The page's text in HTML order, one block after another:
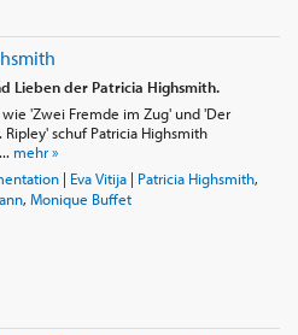
Lieben der Patricia Highsmith.
'Zwei Fremde im Zug' und 'Der
schuf Patricia Highsmith
mehr »
| Eva Vitija| Patricia Highsmith,
, Monique Buffet